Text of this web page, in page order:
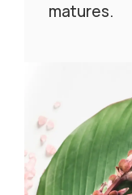
matures.